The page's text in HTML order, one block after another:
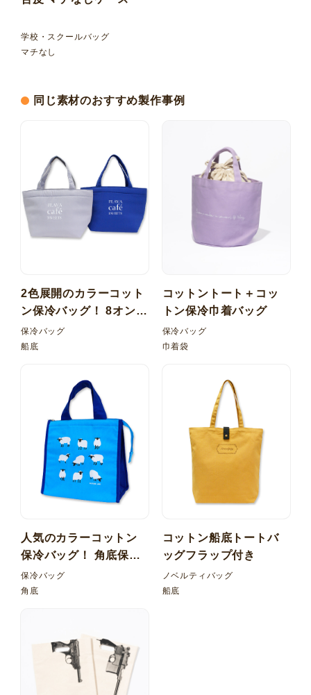
学校・スクールバッグ
マチなし
同じ素材のおすすめ製作事例
2色展開のカラーコット
ン保冷バッグ！ 8オンス
カラー 船底保冷バッグ
保冷バッグ
船底
コットントート＋コッ
トン保冷巾着バッグ
保冷バッグ
巾着袋
人気のカラーコットン
保冷バッグ！ 角底保冷
バッグ
保冷バッグ
角底
コットン船底トートバ
ッグフラップ付き
ノベルティバッグ
船底